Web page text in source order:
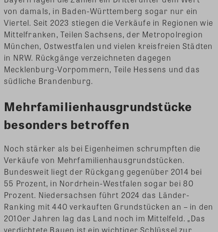
von damals, in Baden-Württemberg sogar nur ein
Viertel. Seit 2023 stiegen die Verkäufe in Regionen wie
Mittelfranken, Teilen Sachsens, der Metropolregion
München, Ostwestfalen und vielen kreisfreien Städten
in NRW. Rückgänge verzeichneten dagegen
Mecklenburg-Vorpommern, Teile Hessens und das
südliche Brandenburg.
Mehrfamilienhausgrundstücke
besonders betroffen
Noch stärker als bei Eigenheimen schrumpften die
Verkäufe von Mehrfamilienhausgrundstücken.
Bundesweit liegt der Rückgang gegenüber 2014 bei
55 Prozent, in Nordrhein-Westfalen sogar bei 80
Prozent. Niedersachsen führt 2024 das Länder-
Ranking mit 440 verkauften Grundstücken an – in den
2010er Jahren lag das Land noch im Mittelfeld. „Das